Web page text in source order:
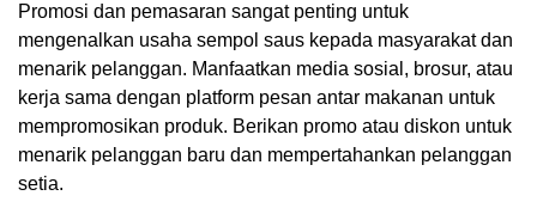
Promosi dan pemasaran sangat penting untuk
mengenalkan usaha sempol saus kepada masyarakat dan
menarik pelanggan. Manfaatkan media sosial, brosur, atau
kerja sama dengan platform pesan antar makanan untuk
mempromosikan produk. Berikan promo atau diskon untuk
menarik pelanggan baru dan mempertahankan pelanggan
setia.